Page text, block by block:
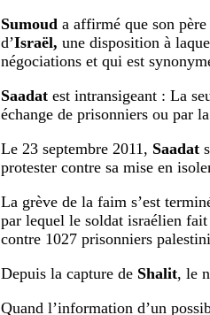
Sumoud a affirmé que son
d’Israël, une disposition à
négociations et qui est
Saadat est intransigeant : La
échange de prisonniers ou par
Le 23 septembre 2011, Saadat
protester contre sa mise en
La grève de la faim s’est
par lequel le soldat israélien
contre 1027 prisonniers
Depuis la capture de Shalit, le
Quand l’information d’un